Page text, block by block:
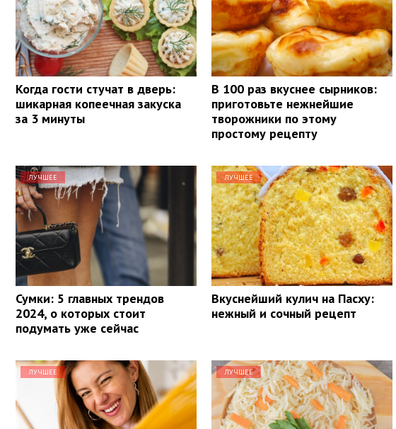
Когда гости стучат в дверь:
шикарная копеечная закуска
за 3 минуты
В 100 раз вкуснее сырников:
приготовьте нежнейшие
творожники по этому
простому рецепту
ЛУЧШЕЕ
Сумки: 5 главных трендов
2024, о которых стоит
подумать уже сейчас
ЛУЧШЕЕ
Вкуснейший кулич на Пасху:
нежный и сочный рецепт
ЛУЧШЕЕ ЛУЧШЕЕ